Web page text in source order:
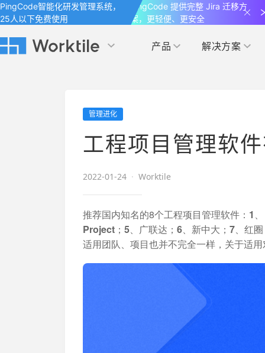
PingCode智能化研发管理系统，
25人以下免费使用
PingCode 提供完整 Jira 迁移方
案，更轻便、更安全
产品
以项目化的方式管理企业任务 国内率先覆盖 OKR
专注于工作场景的即时通讯工具
Worktile 旗下智能化研发管理工具 解决方案
IT研发与运维
Worktile 旗下智能化研发管理工具
全面了解 Worktile 的使用方法和技巧
地 OKR、敏捷研发等先进理念
加入开放平台，打造更好的开放平台
发现最新的产品
解洞察
生态联盟计划
与 Worktile 联合
Worktile 旗下智能化研发管理工具
管理进化
工程项目管理软
2022-01-24 · Worktile
推荐国内知名的8个工程项目管理软件： 1
Project；5、广联达；6、新中大；7、红
适用团队、项目也并不完全一样，关于适